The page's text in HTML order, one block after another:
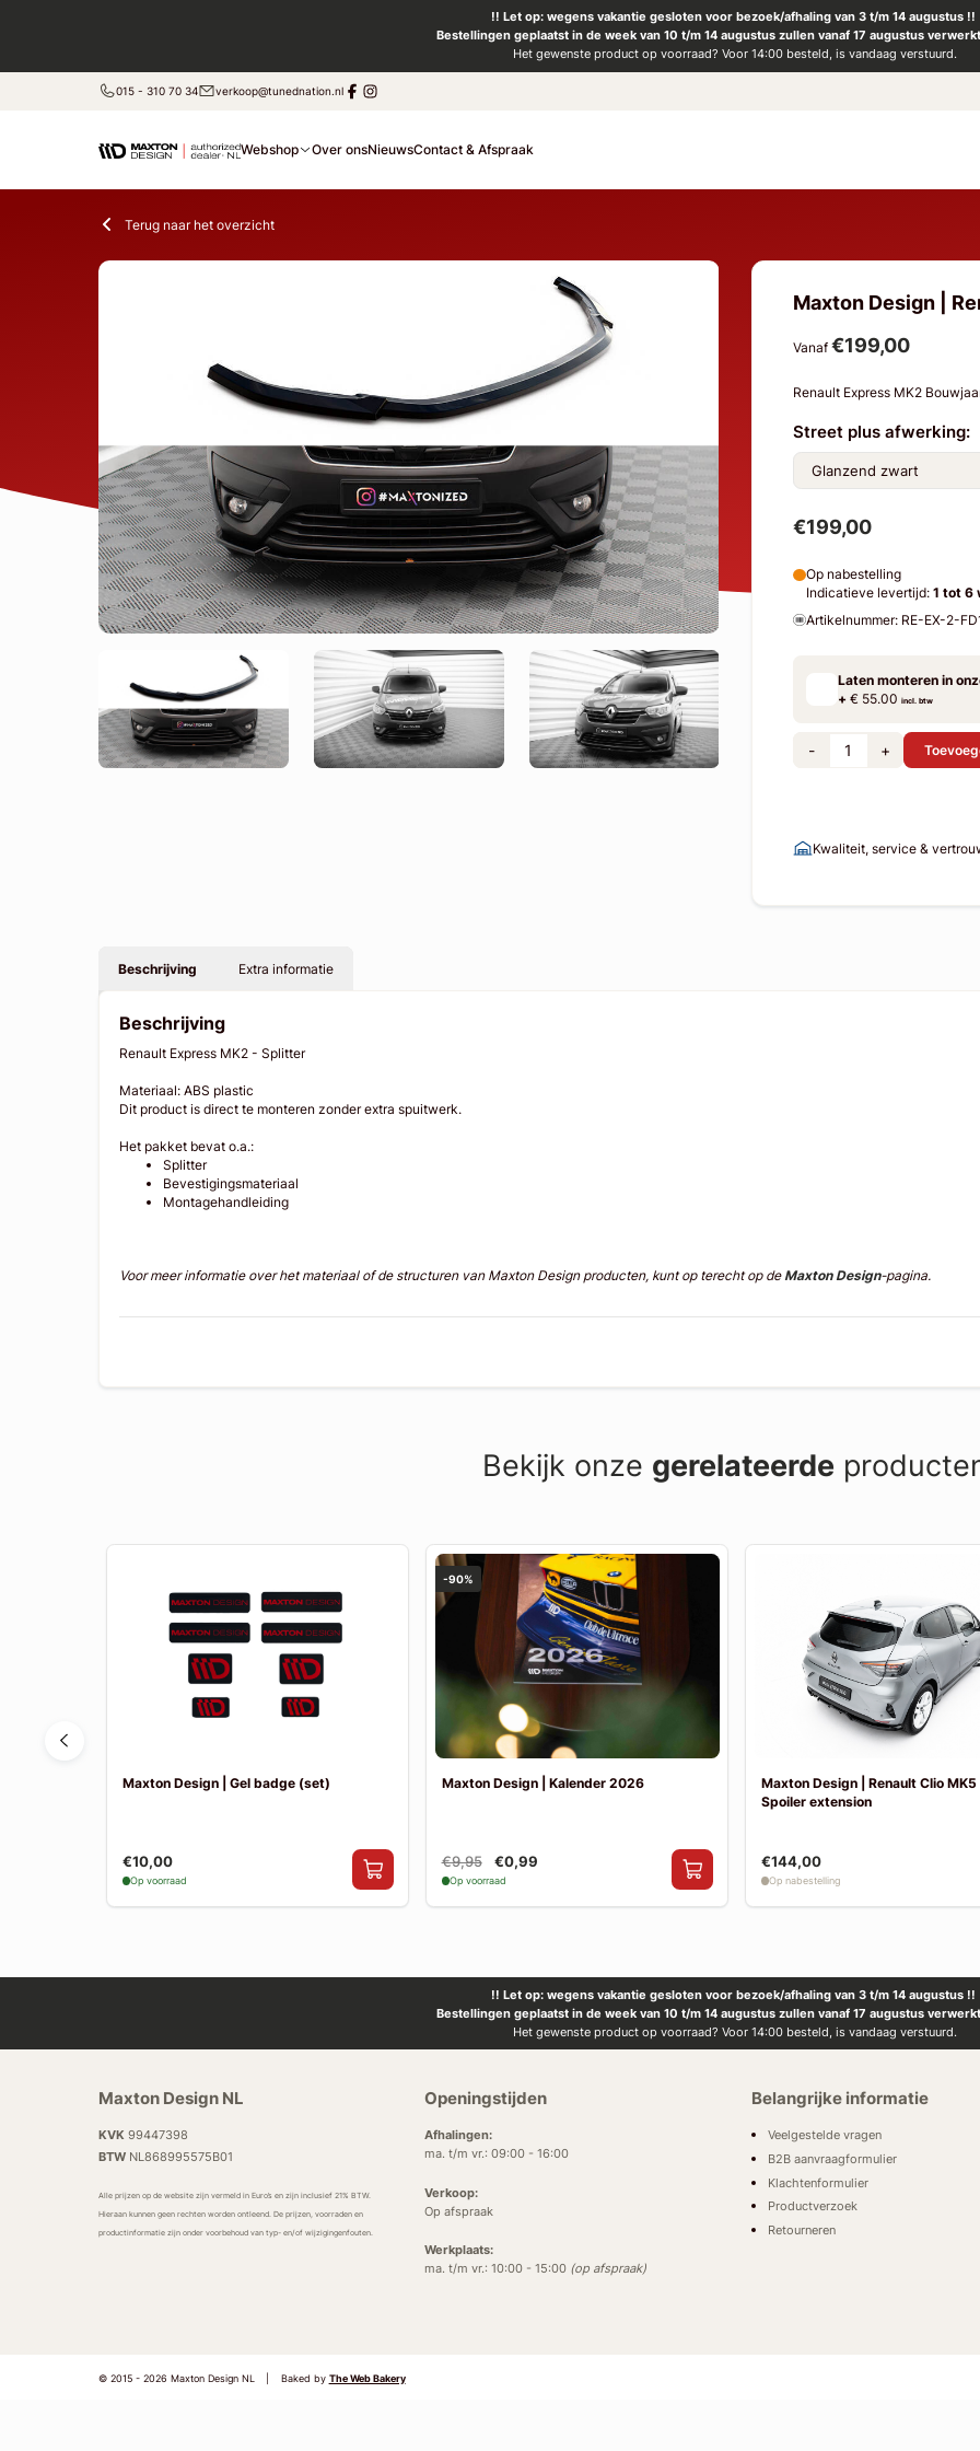
!! Let op: wegens vakantie gesloten voor bezoek/afhaling van 3 t/m 14 augustus !!
Bestellingen geplaatst in de week van 10 t/m 14 augustus zullen vanaf 17 augustus
Het gewenste product op voorraad? Voor 14:00 besteld, is vandaag verstuurd.
015 - 310 70 34 verkoop@tunednation.nl
Webshop Over onsNieuwsContact & Afspraak
Terug naar het overzicht
Maxton Design |
Vanaf €199,00
Renault Express MK2
Street plus afwerking:
€199,00
Op nabestelling
Indicatieve levertijd: 1 tot 6
Artikelnummer: RE-EX-2-
Laten monteren in
+€ 55.00 incl. btw
- +
Kwaliteit, service &
Beschrijving Extra informatie
Beschrijving
Renault Express MK2 - Splitter
Materiaal: ABS plastic
Dit product is direct te monteren zonder extra spuitwerk.
Het pakket bevat o.a.:
Splitter
Bevestigingsmateriaal
Montagehandleiding
Voor meer informatie over het materiaal of de structuren van Maxton Design producten, kunt op terecht op deMaxton Design-pagina.
Bekijk onze gerelateerde
Maxton Design | Gel badge (set)
€10,00
Op voorraad
-90%
Maxton Design | Kalender 2026
€9,95 €0,99
Op voorraad
Maxton Design | Renault Clio MK5
Spoiler extension
€144,00
Op nabestelling
!! Let op: wegens vakantie gesloten voor bezoek/afhaling van 3 t/m 14 augustus !!
Bestellingen geplaatst in de week van 10 t/m 14 augustus zullen vanaf 17 augustus
Het gewenste product op voorraad? Voor 14:00 besteld, is vandaag verstuurd.
Maxton Design NL
KVK 99447398
BTWNL868995575B01
Alle prijzen op de website zijn vermeld in Euro’s en zijn inclusief 21% BTW.
Hieraan kunnen geen rechten worden ontleend. De prijzen, voorraden en
productinformatie zijn onder voorbehoud van typ- en/of wijzigingenfouten.
Openingstijden
Afhalingen:
ma. t/m vr.: 09:00 - 16:00
Verkoop:
Op afspraak
Werkplaats:
ma. t/m vr.: 10:00 - 15:00 (op afspraak)
Belangrijke informatie
Veelgestelde vragen
B2B aanvraagformulier
Klachtenformulier
Productverzoek
Retourneren
© 2015 - 2026 Maxton Design NL Baked by The Web Bakery